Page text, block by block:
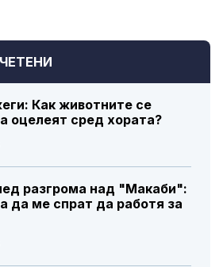
ЧЕТЕНИ
Как животните се
оцелеят сред хората?
разгрома над "Макаби":
да ме спрат да работя за